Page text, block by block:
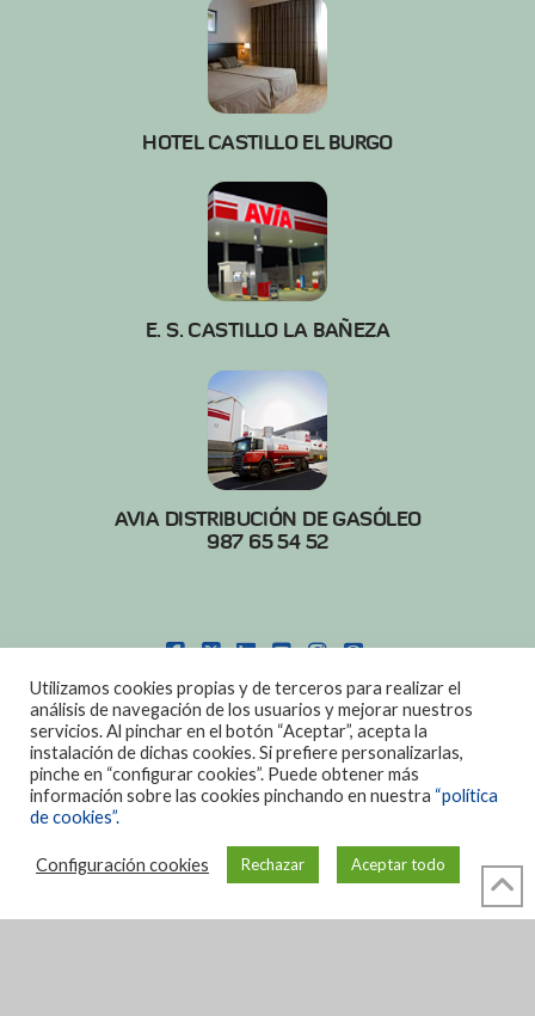
HOTEL CASTILLO EL BURGO
E. S. CASTILLO LA BAÑEZA
AVIA DISTRIBUCIÓN DE GASÓLEO
987 65 54 52
POLITICA DE COOKIES|AVISO LEGAL
DISEÑO: DIAN SISTEMAS
Utilizamos cookies propias y de terceros para realizar el
análisis de navegación de los usuarios y mejorar nuestros
servicios. Al pinchar en el botón “Aceptar”, acepta la
instalación de dichas cookies. Si prefiere personalizarlas,
pinche en “configurar cookies”. Puede obtener más
información sobre las cookies pinchando en nuestra “política
de cookies”.
Configuración cookies Rechazar Aceptar todo